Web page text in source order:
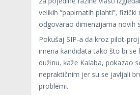
velikih “papirnatih plahti”, fizički
odgovarao dimenzijama novih
Pokušaj SIP-a da kroz pilot-
imena kandidata tako što bi se
dužinu, kaže Kalaba, pokazao
nepraktičnim jer su se javljali
problemi.